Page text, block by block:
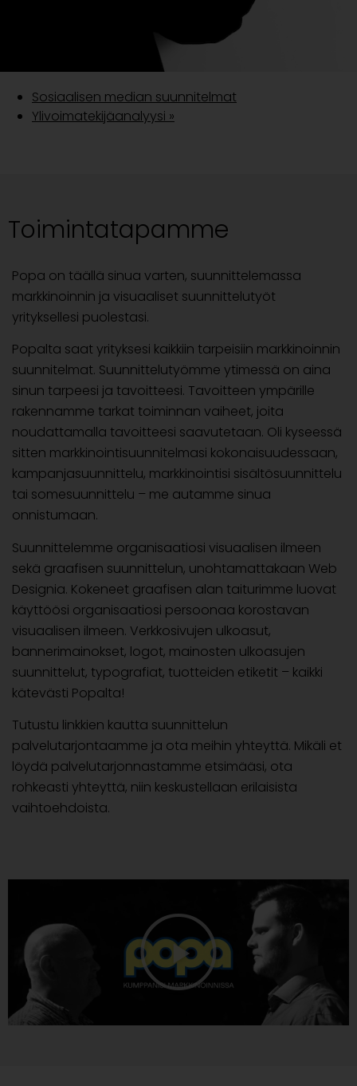
Sosiaalisen median suunnitelmat
Ylivoimatekijäanalyysi »
Toimintatapamme
Popa on täällä sinua varten, suunnittelemassa
markkinoinnin ja visuaaliset suunnittelutyöt
yrityksellesi puolestasi.
Popalta saat yrityksesi kaikkiin tarpeisiin markkinoinnin
suunnitelmat. Suunnittelutyömme ytimessä on aina
sinun tarpeesi ja tavoitteesi. Tavoitteen ympärille
rakennamme tarkat toiminnan vaiheet, joita
noudattamalla tavoitteesi saavutetaan. Oli kyseessä
sitten markkinointisuunnitelmasi kokonaisuudessaan,
kampanjasuunnittelu, markkinointisi sisältösuunnittelu
tai somesuunnittelu – me autamme sinua
onnistumaan.
Suunnittelemme organisaatiosi visuaalisen ilmeen
sekä graafisen suunnittelun, unohtamattakaan Web
Designia. Kokeneet graafisen alan taiturimme luovat
käyttöösi organisaatiosi persoonaa korostavan
visuaalisen ilmeen. Verkkosivujen ulkoasut,
bannerimainokset, logot, mainosten ulkoasujen
suunnittelut, typografiat, tuotteiden etiketit – kaikki
kätevästi Popalta!
Tutustu linkkien kautta suunnittelun
palvelutarjontaamme ja ota meihin yhteyttä. Mikäli et
löydä palvelutarjonnastamme etsimääsi, ota
rohkeasti yhteyttä, niin keskustellaan erilaisista
vaihtoehdoista.